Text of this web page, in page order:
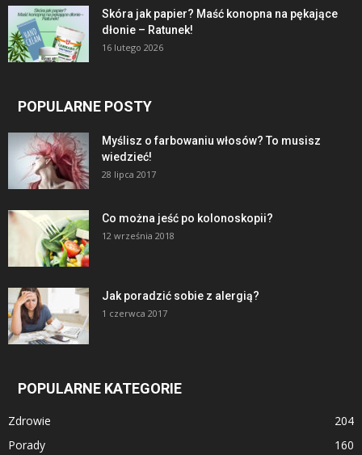
Skóra jak papier? Maść konopna na pękające
dłonie – Ratunek!
16 lutego 2026
POPULARNE POSTY
Myślisz o farbowaniu włosów? To musisz
wiedzieć!
28 lipca 2017
Co można jeść po kolonoskopii?
12 września 2018
Jak poradzić sobie z alergią?
1 czerwca 2017
POPULARNE KATEGORIE
Zdrowie
204
Porady
160